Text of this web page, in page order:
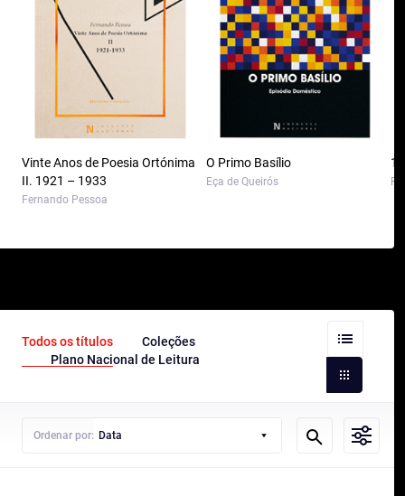
Vinte Anos de Poesia Ortónima
II. 1921 – 1933
Fernando Pessoa
O Primo Basílio
Eça de Queirós
Todos os títulos
Coleções
Plano Nacional de Leitura
Ordenar por: Data